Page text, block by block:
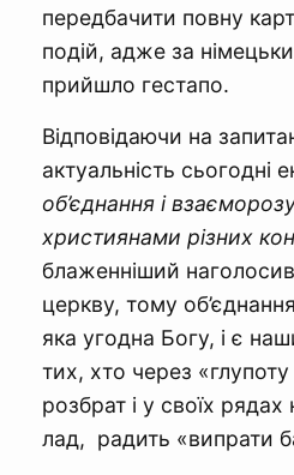
передбачити повну
подій, адже за
прийшло гестапо.
Відповідаючи на
актуальність сьогодні
об’єднання і
християнами різних
блаженніший
церкву, тому
яка угодна Богу, і є
тих, хто через «глупоту
розбрат і у своїх
лад, радить «випрати